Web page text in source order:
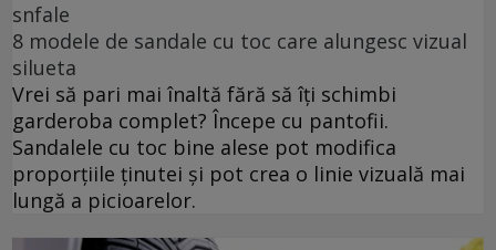
snfale
8 modele de sandale cu toc care alungesc vizual
silueta
Vrei să pari mai înaltă fără să îți schimbi
garderoba complet? Începe cu pantofii.
Sandalele cu toc bine alese pot modifica
proporțiile ținutei și pot crea o linie vizuală mai
lungă a picioarelor.